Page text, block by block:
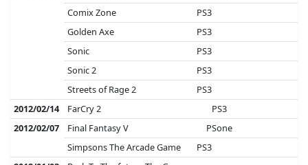
Comix Zone
PS3
Golden Axe
PS3
Sonic
PS3
Sonic 2
PS3
Streets of Rage 2
PS3
2012/02/14
FarCry 2
PS3
2012/02/07
Final Fantasy V
PSone
Simpsons The Arcade Game
PS3